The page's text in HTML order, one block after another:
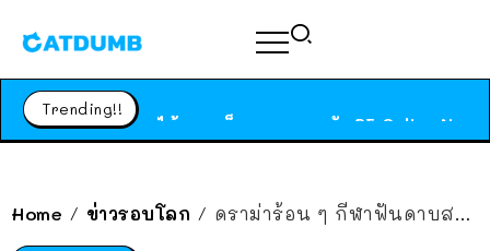
Trending!!
Home / ข่าวรอบโลก / ดราม่าร้อน ๆ กีฬาฟันดาบสหรัฐ นักกีฬาหญิง คุกเข่า ไม่สู้กับ คู่ต่อสู้ที่เป็นทรานส์ โดนแจกใบดำ ไล่ออกจากสมาคม ชาวเน็ตถึงกับเดือด